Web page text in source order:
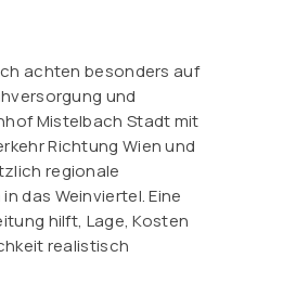
achten besonders auf
und
Mistelbach Stadt mit
Richtung Wien und
regionale
das Weinviertel. Eine
hilft, Lage, Kosten
realistisch